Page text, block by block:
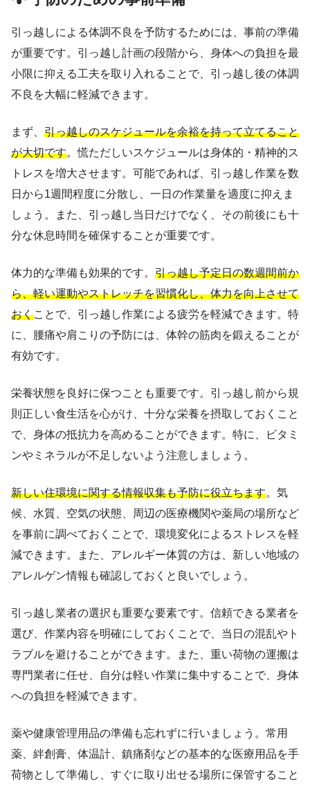
引っ越しによる体調不良を予防するためには、事前の準備
が重要です。引っ越し計画の段階から、身体への負担を最
小限に抑える工夫を取り入れることで、引っ越し後の体調
不良を大幅に軽減できます。
まず、 引っ越しのスケジュールを余裕を持って立てること
が大切です。慌ただしいスケジュールは身体的・精神的ス
トレスを増大させます。可能であれば、引っ越し作業を数
日から1週間程度に分散し、一日の作業量を適度に抑えま
しょう。また、引っ越し当日だけでなく、その前後にも十
分な休息時間を確保することが重要です。
体力的な準備も効果的です。 引っ越し予定日の数週間前か
ら、軽い運動やストレッチを習慣化し、体力を向上させて
おくことで、引っ越し作業による疲労を軽減できます。特
に、腰痛や肩こりの予防には、体幹の筋肉を鍛えることが
有効です。
栄養状態を良好に保つことも重要です。引っ越し前から規
則正しい食生活を心がけ、十分な栄養を摂取しておくこと
で、身体の抵抗力を高めることができます。特に、ビタミ
ンやミネラルが不足しないよう注意しましょう。
新しい住環境に関する情報収集も予防に役立ちます。気
候、水質、空気の状態、周辺の医療機関や薬局の場所など
を事前に調べておくことで、環境変化によるストレスを軽
減できます。また、アレルギー体質の方は、新しい地域の
アレルゲン情報も確認しておくと良いでしょう。
引っ越し業者の選択も重要な要素です。信頼できる業者を
選び、作業内容を明確にしておくことで、当日の混乱やト
ラブルを避けることができます。また、重い荷物の運搬は
専門業者に任せ、自分は軽い作業に集中することで、身体
への負担を軽減できます。
薬や健康管理用品の準備も忘れずに行いましょう。常用
薬、絆創膏、体温計、鎮痛剤などの基本的な医療用品を手
荷物として準備し、すぐに取り出せる場所に保管すること